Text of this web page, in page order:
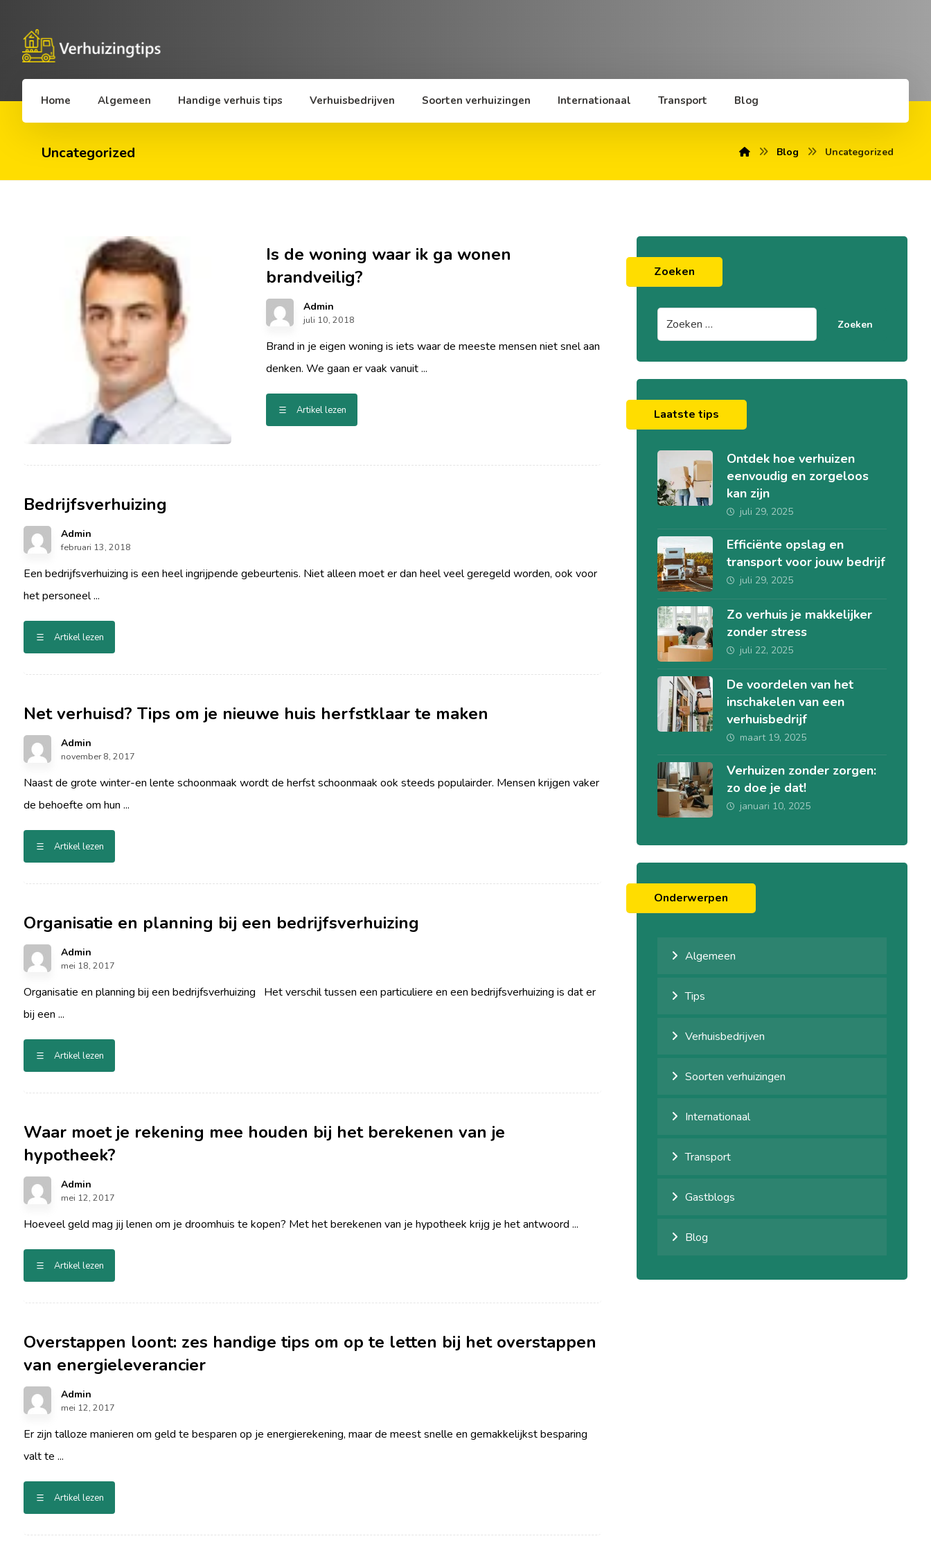
Home Algemeen Handige verhuis tips Verhuisbedrijven Soorten verhuizingen Internationaal Transport Blog
Uncategorized Blog Uncategorized
Is de woning waar ik ga wonen
brandveilig?
Admin
juli 10, 2018
Brand in je eigen woning is iets waar de meeste mensen niet snel aan
denken. We gaan er vaak vanuit ...
Artikel lezen
Bedrijfsverhuizing
Admin
februari 13, 2018
Een bedrijfsverhuizing is een heel ingrijpende gebeurtenis. Niet alleen moet er dan heel veel geregeld worden, ook voor
het personeel ...
Artikel lezen
Net verhuisd? Tips om je nieuwe huis herfstklaar te maken
Admin
november 8, 2017
Naast de grote winter-en lente schoonmaak wordt de herfst schoonmaak ook steeds populairder. Mensen krijgen vaker
de behoefte om hun ...
Artikel lezen
Organisatie en planning bij een bedrijfsverhuizing
Admin
mei 18, 2017
Organisatie en planning bij een bedrijfsverhuizing Het verschil tussen een particuliere en een bedrijfsverhuizing is dat er
bij een ...
Artikel lezen
Waar moet je rekening mee houden bij het berekenen van je
hypotheek?
Admin
mei 12, 2017
Hoeveel geld mag jij lenen om je droomhuis te kopen? Met het berekenen van je hypotheek krijg je het antwoord ...
Artikel lezen
Overstappen loont: zes handige tips om op te letten bij het overstappen
van energieleverancier
Admin
mei 12, 2017
Er zijn talloze manieren om geld te besparen op je energierekening, maar de meest snelle en gemakkelijkst besparing
valt te ...
Artikel lezen
Zoeken
Zoeken
Laatste tips
Ontdek hoe verhuizen
eenvoudig en zorgeloos
kan zijn
juli 29, 2025
Efficiënte opslag en
transport voor jouw bedrijf
juli 29, 2025
Zo verhuis je makkelijker
zonder stress
juli 22, 2025
De voordelen van het
inschakelen van een
verhuisbedrijf
maart 19, 2025
Verhuizen zonder zorgen:
zo doe je dat!
januari 10, 2025
Onderwerpen
Algemeen
Tips
Verhuisbedrijven
Soorten verhuizingen
Internationaal
Transport
Gastblogs
Blog